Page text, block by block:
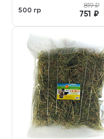
500 гр
819₽
751 ₽